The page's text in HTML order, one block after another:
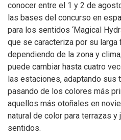
conocer entre el 1 y 2 de
las bases del concurso en
para los sentidos ‘Magical
que se caracteriza por su larga
dependiendo de la zona y
puede cambiar hasta cuatro
las estaciones, adaptando sus
pasando de los colores más
aquellos más otoñales en
natural de color para terrazas y
sentidos.